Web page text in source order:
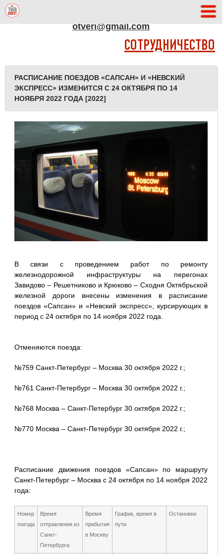
otveri@gmail.com
СОТРУДНИЧЕСТВО
РАСПИСАНИЕ ПОЕЗДОВ «САПСАН» И «НЕВСКИЙ
ЭКСПРЕСС» ИЗМЕНИТСЯ С 24 ОКТЯБРЯ ПО 14
НОЯБРЯ 2022 ГОДА [2022]
В связи с проведением работ по ремонту
железнодорожной инфраструктуры на перегонах
Завидово – Решетниково и Крюково – Сходня Октябрьской
железной дороги внесены изменения в расписание
поездов «Сапсан» и «Невский экспресс», курсирующих в
период с 24 октября по 14 ноября 2022 года.
Отменяются поезда:
№759 Санкт-Петербург – Москва 30 октября 2022 г.;
№761 Санкт-Петербург – Москва 30 октября 2022 г.;
№768 Москва – Санкт-Петербург 30 октября 2022 г.;
№770 Москва – Санкт-Петербург 30 октября 2022 г.;
Расписание движения поездов «Сапсан» по маршруту
Санкт-Петербург – Москва с 24 октября по 14 ноября 2022
года:
Номер
поезда
Время
отправления из
Санкт-
Петербурга
Время
прибытия
в Москву
График, время в
пути
Остановки